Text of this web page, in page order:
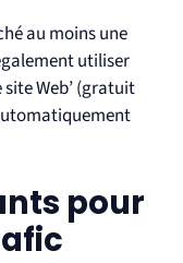
au moins une
utiliser
site Web’ (gratuit
pour